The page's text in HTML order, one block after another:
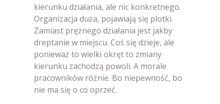
kierunku działania, ale nic konkretnego.
Organizacja duża, pojawiają się plotki.
Zamiast prężnego działania jest jakby
dreptanie w miejscu. Coś się dzieje, ale
ponieważ to wielki okręt to zmiany
kierunku zachodzą powoli. A morale
pracowników różnie. Bo niepewność, bo
nie ma się o co oprzeć.